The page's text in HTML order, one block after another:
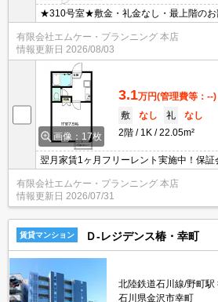
★310号室★敷金・礼金なし・最上階のお
月フリーレントでお得にご入居可能です
わせください。
有限会社エムケー・プランニング 本店
情報更新日 2026/08/03
画像：17枚
3.1万円(管理費等：--)
敷
なし 礼
なし
2階
1K 22.05m²
翌月家賃1ヶ月フリーレント実施中！保証
バス・トイレ別★室内洗濯機置き場あり
さい☆彡
有限会社エムケー・プランニング 本店
情報更新日 2026/07/31
賃貸マンション Ｄ-レジデンス椿・幸町
北陸鉄道石川線/野町駅
石川県金沢市幸町